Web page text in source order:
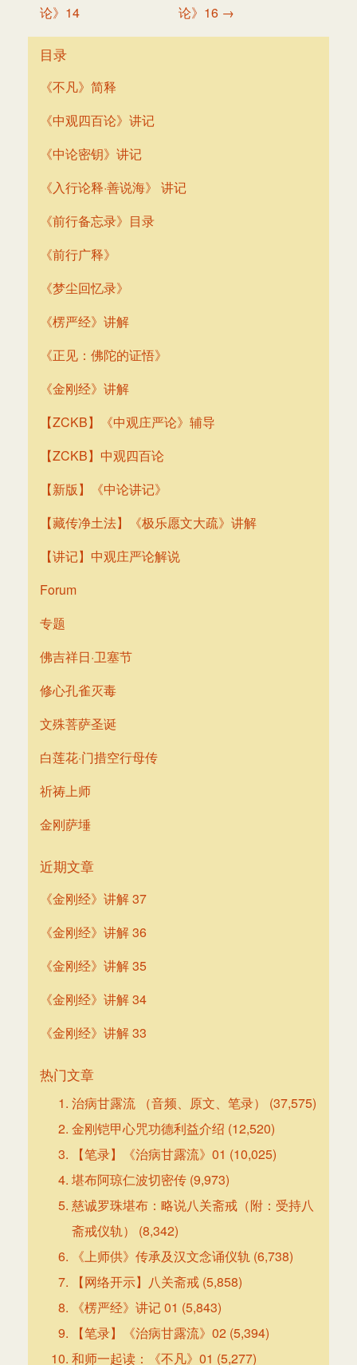
导
航
论》14
论》16 →
目录
《不凡》简释
《中观四百论》讲记
《中论密钥》讲记
《入行论释·善说海》 讲记
《前行备忘录》目录
《前行广释》
《梦尘回忆录》
《楞严经》讲解
《正见：佛陀的证悟》
《金刚经》讲解
【ZCKB】《中观庄严论》辅导
【ZCKB】中观四百论
【新版】《中论讲记》
【藏传净土法】《极乐愿文大疏》讲解
【讲记】中观庄严论解说
Forum
专题
佛吉祥日·卫塞节
修心孔雀灭毒
文殊菩萨圣诞
白莲花·门措空行母传
祈祷上师
金刚萨埵
近期文章
《金刚经》讲解 37
《金刚经》讲解 36
《金刚经》讲解 35
《金刚经》讲解 34
《金刚经》讲解 33
热门文章
治病甘露流 （音频、原文、笔录）
(37,575)
金刚铠甲心咒功德利益介绍 (12,520)
【笔录】《治病甘露流》01 (10,025)
堪布阿琼仁波切密传 (9,973)
慈诚罗珠堪布：略说八关斋戒（附：受持八
斋戒仪轨）
(8,342)
《上师供》传承及汉文念诵仪轨 (6,738)
【网络开示】八关斋戒 (5,858)
《楞严经》讲记 01 (5,843)
【笔录】《治病甘露流》02 (5,394)
和师一起读：《不凡》01 (5,277)